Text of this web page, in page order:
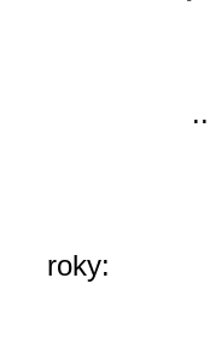
roky: